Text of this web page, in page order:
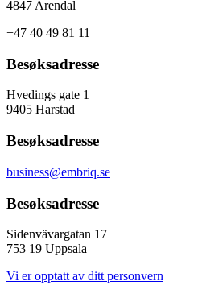
4847 Arendal
+47 40 49 81 11
Besøksadresse
Hvedings gate 1
9405 Harstad
Besøksadresse
business@embriq.se
Besøksadresse
Sidenvävargatan 17
753 19 Uppsala
Vi er opptatt av ditt personvern